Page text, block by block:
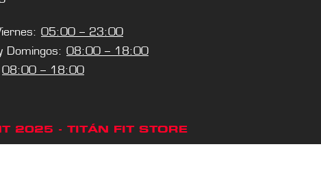
05:00 – 23:00
Domingos: 08:00 – 18:00
08:00 – 18:00
2025 - TITÁN FIT STORE